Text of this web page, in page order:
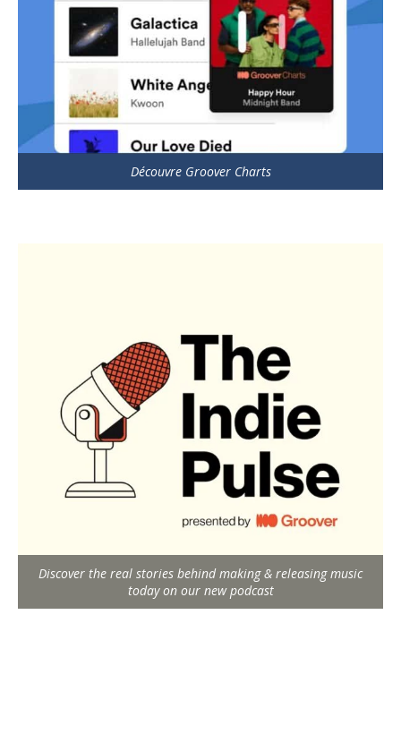
Découvre Groover Charts
Discover the real stories behind making & releasing music
today on our new podcast